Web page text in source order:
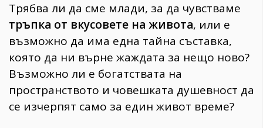
Трябва ли да сме млади, за да чувстваме
тръпка от вкусовете на живота, или е
възможно да има една тайна съставка,
която да ни върне жаждата за нещо ново?
Възможно ли е богатствата на
пространството и човешката душевност да
се изчерпят само за един живот време?